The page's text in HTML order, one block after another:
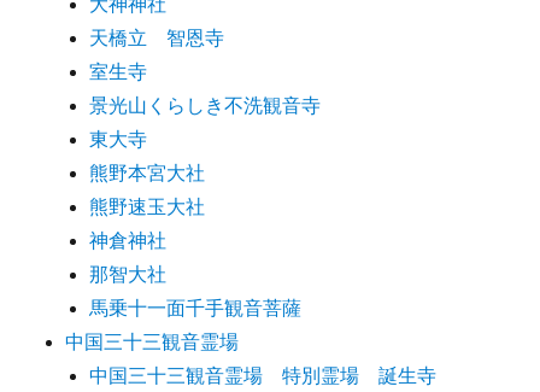
大神神社
天橋立 智恩寺
室生寺
景光山くらしき不洗観音寺
東大寺
熊野本宮大社
熊野速玉大社
神倉神社
那智大社
馬乗十一面千手観音菩薩
中国三十三観音霊場
中国三十三観音霊場 特別霊場 誕生寺